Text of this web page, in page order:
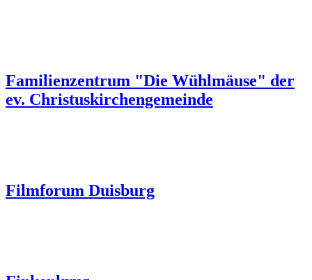
Familienzentrum "Die Wühlmäuse" der
ev. Christuskirchengemeinde
Filmforum Duisburg